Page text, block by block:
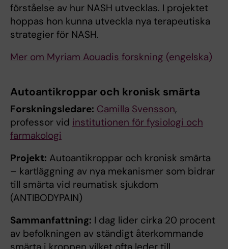
förståelse av hur NASH utvecklas. I projektet
hoppas hon kunna utveckla nya terapeutiska
strategier för NASH.
Mer om Myriam Aouadis forskning (engelska)
Autoantikroppar och kronisk smärta
Forskningsledare: Camilla Svensson,
professor vid institutionen för fysiologi och
farmakologi
Projekt: Autoantikroppar och kronisk smärta
– kartläggning av nya mekanismer som bidrar
till smärta vid reumatisk sjukdom
(ANTIBODYPAIN)
Sammanfattning: I dag lider cirka 20 procent
av befolkningen av ständigt återkommande